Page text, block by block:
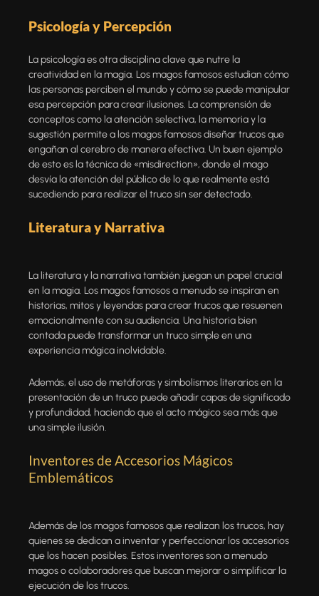
Psicología y Percepción
La psicología es otra disciplina clave que nutre la
creatividad en la magia. Los magos famosos estudian cómo
las personas perciben el mundo y cómo se puede manipular
esa percepción para crear ilusiones. La comprensión de
conceptos como la atención selectiva, la memoria y la
sugestión permite a los magos famosos diseñar trucos que
engañan al cerebro de manera efectiva. Un buen ejemplo
de esto es la técnica de «misdirection», donde el mago
desvía la atención del público de lo que realmente está
sucediendo para realizar el truco sin ser detectado.
Literatura y Narrativa
La literatura y la narrativa también juegan un papel crucial
en la magia. Los magos famosos a menudo se inspiran en
historias, mitos y leyendas para crear trucos que resuenen
emocionalmente con su audiencia. Una historia bien
contada puede transformar un truco simple en una
experiencia mágica inolvidable.
Además, el uso de metáforas y simbolismos literarios en la
presentación de un truco puede añadir capas de significado
y profundidad, haciendo que el acto mágico sea más que
una simple ilusión.
Inventores de Accesorios Mágicos
Emblemáticos
Además de los magos famosos que realizan los trucos, hay
quienes se dedican a inventar y perfeccionar los accesorios
que los hacen posibles. Estos inventores son a menudo
magos o colaboradores que buscan mejorar o simplificar la
ejecución de los trucos.